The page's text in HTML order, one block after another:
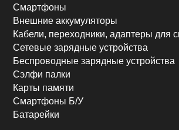
Смартфоны
Внешние аккумуляторы
Кабели, переходники, адаптеры для
Сетевые зарядные устройства
Беспроводные зарядные устройства
Сэлфи палки
Карты памяти
Смартфоны Б/У
Батарейки